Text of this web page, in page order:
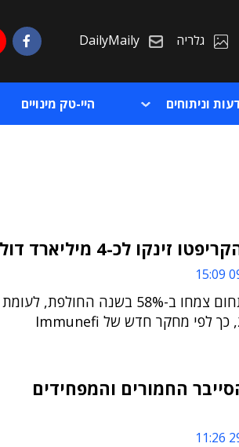
גלריה DailyMaily
וניתוחים היי-טק מינויים
לכ-4 מיליארד דולר
עלויות ההפסדים בתחום צמחו ב-58% בשנה החולפת, לעומת
החמורים והמפחידים